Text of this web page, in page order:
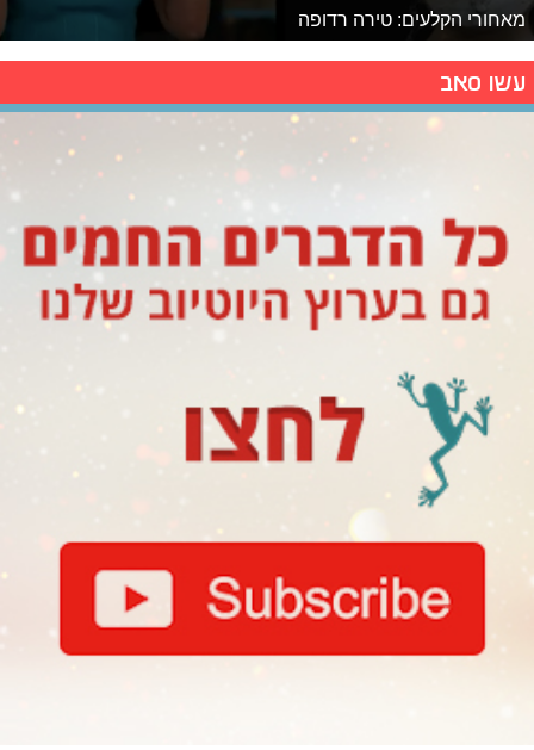
מאחורי הקלעים: טירה רדופה
עשו סאב